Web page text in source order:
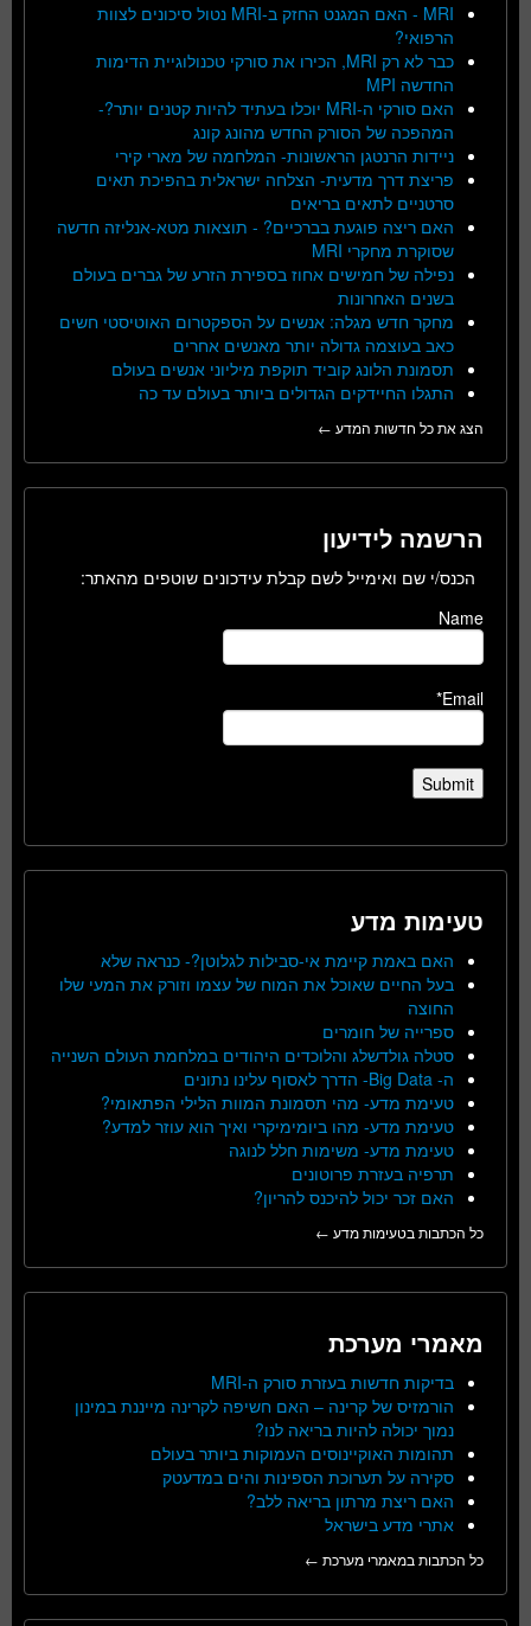
MRI - האם המגנט החזק ב-MRI נטול סיכונים לצוות
הרפואי?
כבר לא רק MRI, הכירו את סורקי טכנולוגיית הדימות
החדשה MPI
האם סורקי ה-MRI יוכלו בעתיד להיות קטנים יותר?-
המהפכה של הסורק החדש מהונג קונג
ניידות הרנטגן הראשונות- המלחמה של מארי קירי
פריצת דרך מדעית- הצלחה ישראלית בהפיכת תאים
סרטניים לתאים בריאים
האם ריצה פוגעת בברכיים? - תוצאות מטא-אנליזה חדשה
שסוקרת מחקרי MRI
נפילה של חמישים אחוז בספירת הזרע של גברים בעולם
בשנים האחרונות
מחקר חדש מגלה: אנשים על הספקטרום האוטיסטי חשים
כאב בעוצמה גדולה יותר מאנשים אחרים
תסמונת הלונג קוביד תוקפת מיליוני אנשים בעולם
התגלו החיידקים הגדולים ביותר בעולם עד כה
הצג את כל חדשות המדע ←
הרשמה לידיעון
הכנס/י שם ואימייל לשם קבלת עידכונים שוטפים מהאתר:
Name
Email*
טעימות מדע
האם באמת קיימת אי-סבילות לגלוטן?- כנראה שלא
בעל החיים שאוכל את המוח של עצמו וזורק את המעי שלו
החוצה
ספרייה של חומרים
סטלה גולדשלג והלוכדים היהודים במלחמת העולם השנייה
ה- Big Data- הדרך לאסוף עלינו נתונים
טעימת מדע- מהי תסמונת המוות הלילי הפתאומי?
טעימת מדע- מהו ביומימיקרי ואיך הוא עוזר למדע?
טעימת מדע- משימות חלל לנוגה
תרפיה בעזרת פרוטונים
האם זכר יכול להיכנס להריון?
כל הכתבות בטעימות מדע ←
מאמרי מערכת
בדיקות חדשות בעזרת סורק ה-MRI
הורמזיס של קרינה – האם חשיפה לקרינה מייננת במינון
נמוך יכולה להיות בריאה לנו?
תהומות האוקיינוסים העמוקות ביותר בעולם
סקירה על תערוכת הספינות והים במדעטק
האם ריצת מרתון בריאה ללב?
אתרי מדע בישראל
כל הכתבות במאמרי מערכת ←